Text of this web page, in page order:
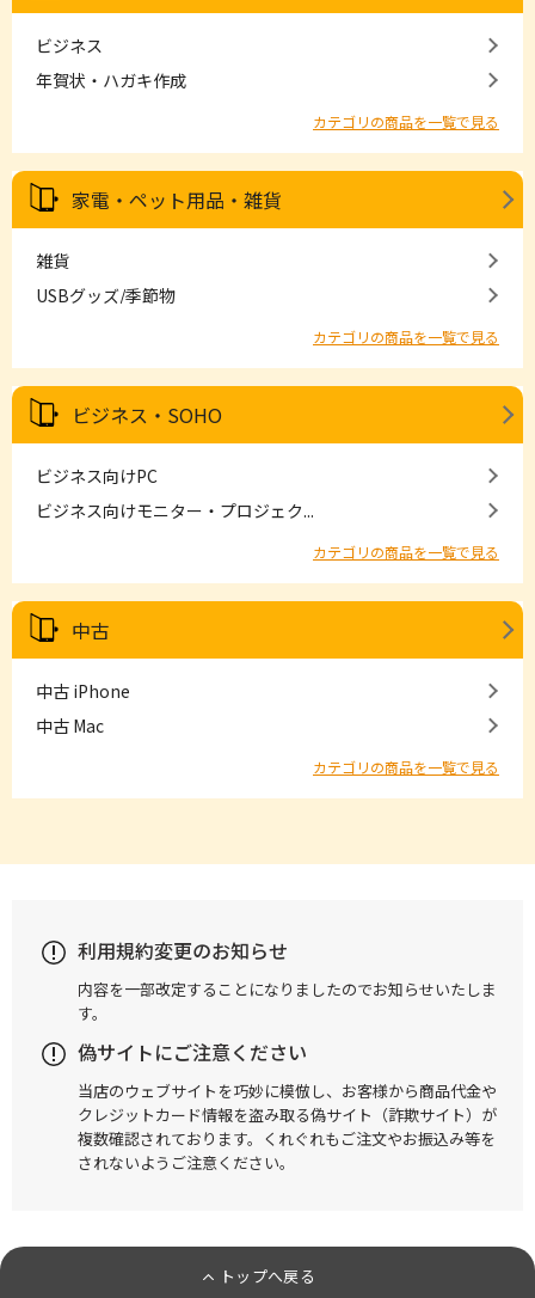
ビジネス
年賀状・ハガキ作成
カテゴリの商品を一覧で見る
家電・ペット用品・雑貨
雑貨
USBグッズ/季節物
カテゴリの商品を一覧で見る
ビジネス・SOHO
ビジネス向けPC
ビジネス向けモニター・プロジェク...
カテゴリの商品を一覧で見る
中古
中古 iPhone
中古 Mac
カテゴリの商品を一覧で見る
利用規約変更のお知らせ
内容を一部改定することになりましたのでお知らせいたしま
す。
偽サイトにご注意ください
当店のウェブサイトを巧妙に模倣し、お客様から商品代金や
クレジットカード情報を盗み取る偽サイト（詐欺サイト）が
複数確認されております。くれぐれもご注文やお振込み等を
されないようご注意ください。
トップへ戻る